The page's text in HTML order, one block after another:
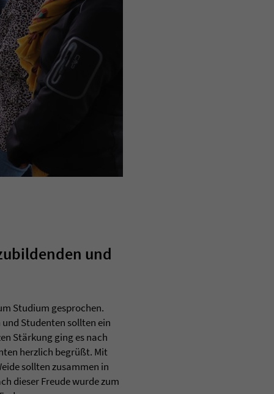
und
Studium gesprochen.
Studenten sollten ein
Stärkung ging es nach
herzlich begrüßt. Mit
sollten zusammen in
dieser Freude wurde zum